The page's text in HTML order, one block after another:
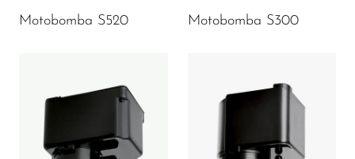
Motobomba S520 Motobomba S300